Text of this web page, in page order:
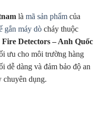
là mã sản phẩm của
gắn máy dò cháy thuộc
Detectors – Anh Quốc
ưu cho môi trường hàng
dễ dàng và đảm bảo độ an
chuyên dụng.